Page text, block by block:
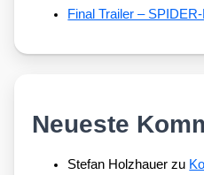
Final Trailer –
Neueste
Stefan Holzhauer zu